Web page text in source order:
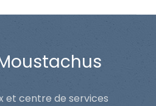
et centre de services